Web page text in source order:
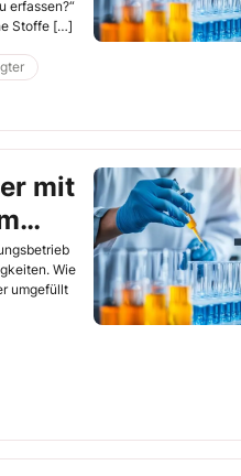
erfassen?“
Stoffe […]
mit
Wie
umgefüllt